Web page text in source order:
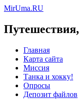
MirUma.RU
Главная
Карта сайта
Миссия
Танка и хокку!
Опросы
Депозит файлов